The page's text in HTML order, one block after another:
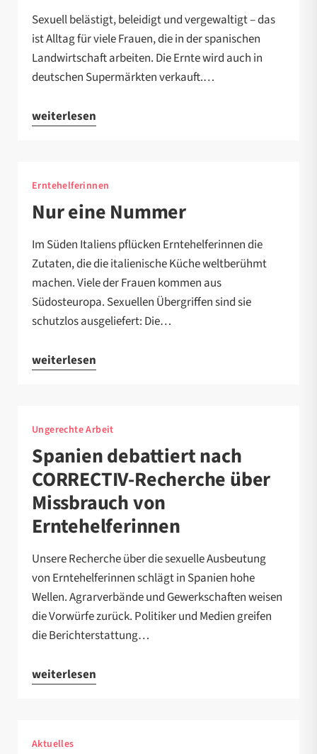
Sexuell belästigt, beleidigt und vergewaltigt – das
ist Alltag für viele Frauen, die in der spanischen
Landwirtschaft arbeiten. Die Ernte wird auch in
deutschen Supermärkten verkauft.…
weiterlesen
Erntehelferinnen
Nur eine Nummer
Im Süden Italiens pflücken Erntehelferinnen die
Zutaten, die die italienische Küche weltberühmt
machen. Viele der Frauen kommen aus
Südosteuropa. Sexuellen Übergriffen sind sie
schutzlos ausgeliefert: Die…
weiterlesen
Ungerechte Arbeit
Spanien debattiert nach
CORRECTIV-Recherche über
Missbrauch von
Erntehelferinnen
Unsere Recherche über die sexuelle Ausbeutung
von Erntehelferinnen schlägt in Spanien hohe
Wellen. Agrarverbände und Gewerkschaften weisen
die Vorwürfe zurück. Politiker und Medien greifen
die Berichterstattung…
weiterlesen
Aktuelles